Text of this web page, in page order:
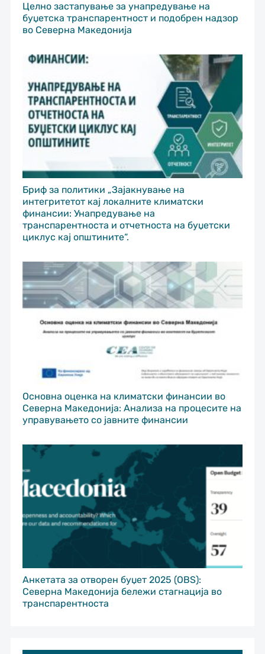
Целно застапување за унапредување на
буџетска транспарентност и подобрен надзор
во Северна Македонија
Бриф за политики „Зајакнување на
интегритетот кај локалните климатски
финансии: Унапредување на
транспарентноста и отчетноста на буџетски
циклус кај општините“.
Основна оценка на климатски финансии во
Северна Македонија: Анализа на процесите на
управувањето со јавните финансии
Анкетата за отворен буџет 2025 (OBS):
Северна Македонија бележи стагнација во
транспарентноста